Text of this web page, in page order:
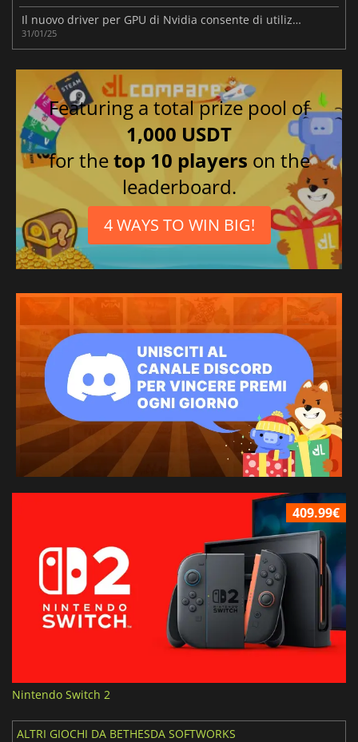
Il nuovo driver per GPU di Nvidia consente di utilizzare DLSS 4 nei giochi e nelle applicazioni
31/01/25
Featuring a total prize pool of
1,000 USDT
for thetop 10 players on the
leaderboard.
4 WAYS TO WIN BIG!
409.99€
Nintendo Switch 2
ALTRI GIOCHI DA BETHESDA SOFTWORKS